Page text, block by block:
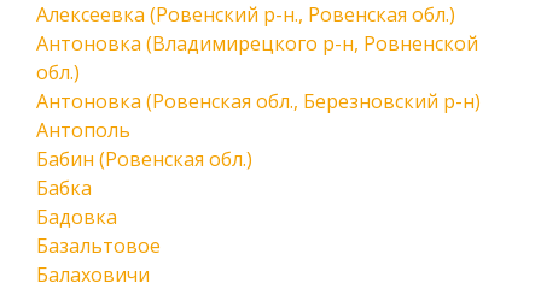
Алексеевка (Ровенский р-н., Ровенская обл.)
Антоновка (Владимирецкого р-н, Ровненской
обл.)
Антоновка (Ровенская обл., Березновский р-н)
Антополь
Бабин (Ровенская обл.)
Бабка
Бадовка
Базальтовое
Балаховичи